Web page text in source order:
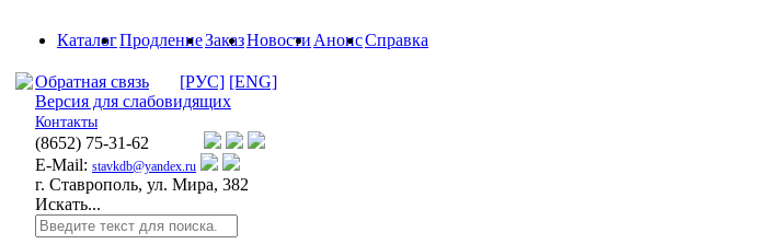
КаталогПродлениеЗаказНовости АнонсСправка
Обратная связь [РУС] [ENG]
Версия для слабовидящих
Контакты
(8652) 75-31-62
E-Mail: stavkdb@yandex.ru
г. Ставрополь, ул. Мира, 382
Искать...